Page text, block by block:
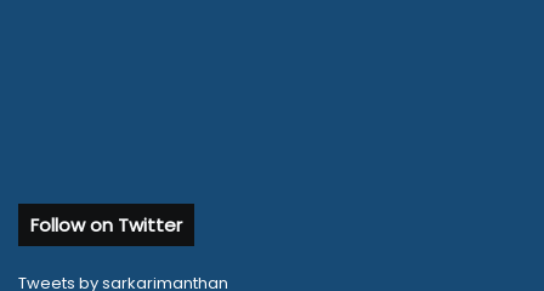
Follow on Twitter
Tweets by sarkarimanthan